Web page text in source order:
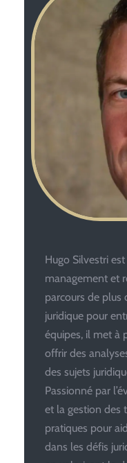
Hugo Silvestri
management et
parcours de plus
juridique pour
équipes, il met à
offrir des
des sujets
Passionné par
et la gestion des
pratiques pour
dans les défis